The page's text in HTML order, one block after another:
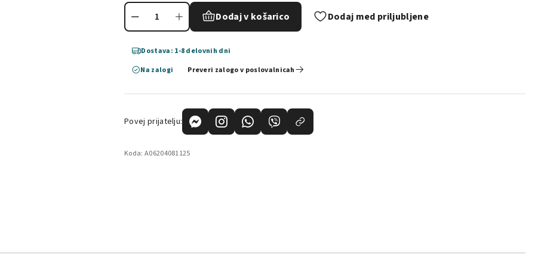
Dodaj v košarico Dodaj med priljubljene
Dostava: 1-8 delovnih dni
Na zalogi
Preveri zalogo v poslovalnicah
Povej prijatelju:
Koda: A06204081125